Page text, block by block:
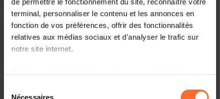
terminal, personnaliser le contenu et les annonces en
fonction de vos préférences, offrir des fonctionnalités
relatives aux médias sociaux et d'analyser le trafic sur
notre site internet.
à l’exception des cookies strictement nécessaires au
Nécessaires
Voici un aperçu du programme
Chapitre 1 - Le BMC : pourquoi, pour qui et quand ?